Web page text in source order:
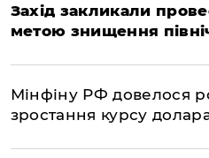
​Захід закликали
метою знищення
​Мінфіну РФ довелося
зростання курсу